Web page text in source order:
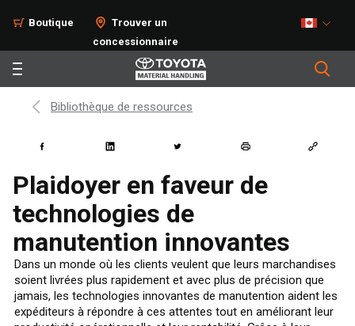
Boutique
Trouver un
concessionnaire
Bibliothèque de ressources
Plaidoyer en faveur de
technologies de
manutention innovantes
Dans un monde où les clients veulent que leurs marchandises
soient livrées plus rapidement et avec plus de précision que
jamais, les technologies innovantes de manutention aident les
expéditeurs à répondre à ces attentes tout en améliorant leur